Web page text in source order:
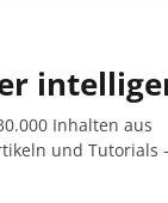
Inhalten aus
und Tutorials